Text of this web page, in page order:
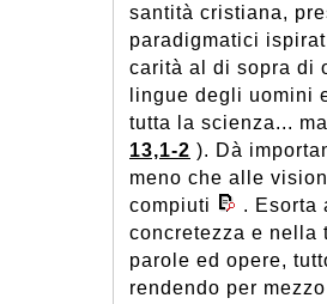
santità cristiana,
paradigmatici
carità al di sopra di
lingue degli uomini
tutta la scienza...
13,1-2 ). Dà
meno che alle
compiuti
. Esorta
concretezza e nella
parole ed opere,
rendendo per